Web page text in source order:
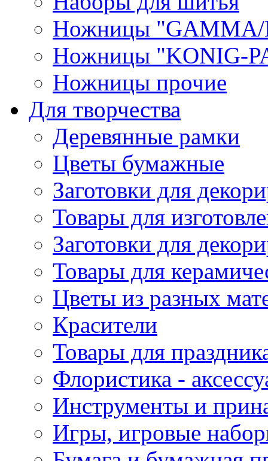
Ножницы "GAMMA/
Ножницы "KONIG-
Ножницы прочие
Для творчества
Деревянные рамки
Цветы бумажные
Заготовки для
Товары для
Заготовки для
Товары для
Цветы из разных
Красители
Товары для
Флористика -
Инструменты и
Игры, игровые